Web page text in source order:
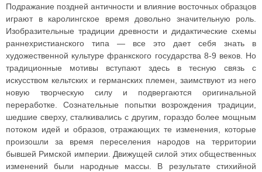
Подражание поздней античности и влияние восточных образцов
играют в каролингское время довольно значительную роль.
Изобразительные традиции древности и дидактические схемы
раннехристианского типа — все это дает себя знать в
художественной культуре франкского государства 8-9 веков. Но
традиционные мотивы вступают здесь в тесную связь с
искусством кельтских и германских племен, заимствуют из него
новую творческую силу и подвергаются оригинальной
переработке. Сознательные попытки возрождения традиции,
шедшие сверху, сталкивались с другим, гораздо более мощным
потоком идей и образов, отражающих те изменения, которые
произошли за время переселения народов на территории
бывшей Римской империи. Движущей силой этих общественных
изменений были народные массы. В результате стихийной